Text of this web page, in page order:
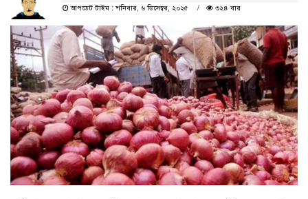
আপডেট টাইম : শনিবার, ৬ ডিসেম্বর, ২০২৫
৩২৪ বার